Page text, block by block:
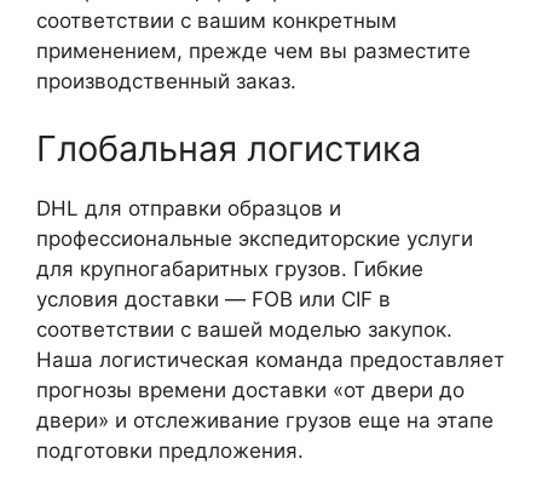
соответствии с вашим конкретным
применением, прежде чем вы разместите
производственный заказ.
Глобальная логистика
DHL для отправки образцов и
профессиональные экспедиторские услуги
для крупногабаритных грузов. Гибкие
условия доставки — FOB или CIF в
соответствии с вашей моделью закупок.
Наша логистическая команда предоставляет
прогнозы времени доставки «от двери до
двери» и отслеживание грузов еще на этапе
подготовки предложения.